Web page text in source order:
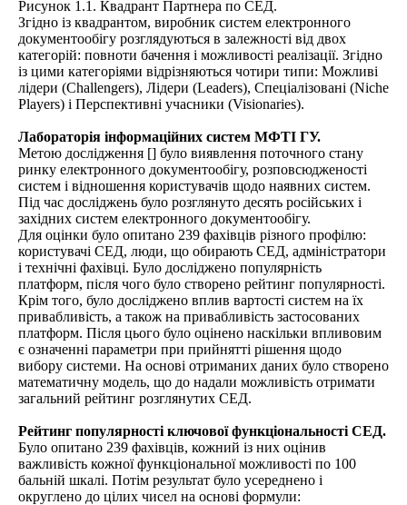
Рисунок 1.1. Квадрант Партнера по СЕД.
Згідно із квадрантом, виробник систем електронного
документообігу розглядуються в залежності від двох
категорій: повноти бачення і можливості реалізації. Згідно
із цими категоріями відрізняються чотири типи: Можливі
лідери (Challengers), Лідери (Leaders), Спеціалізовані (Niche
Players) і Перспективні учасники (Visionaries).
Лабораторія інформаційних систем МФТІ ГУ.
Метою дослідження [] було виявлення поточного стану
ринку електронного документообігу, розповсюдженості
систем і відношення користувачів щодо наявних систем.
Під час досліджень було розглянуто десять російських і
західних систем електронного документообігу.
Для оцінки було опитано 239 фахівців різного профілю:
користувачі СЕД, люди, що обирають СЕД, адміністратори
і технічні фахівці. Було досліджено популярність
платформ, після чого було створено рейтинг популярності.
Крім того, було досліджено вплив вартості систем на їх
привабливість, а також на привабливість застосованих
платформ. Після цього було оцінено наскільки впливовим
є означенні параметри при прийнятті рішення щодо
вибору системи. На основі отриманих даних було створено
математичну модель, що до надали можливість отримати
загальний рейтинг розглянутих СЕД.
Рейтинг популярності ключової функціональності СЕД.
Було опитано 239 фахівців, кожний із них оцінив
важливість кожної функціональної можливості по 100
бальній шкалі. Потім результат було усереднено і
округлено до цілих чисел на основі формули: